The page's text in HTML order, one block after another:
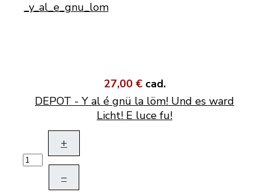
27,00 € cad.
DEPOT - Y al é gnü la löm! Und es ward
Licht! E luce fu!
+
–